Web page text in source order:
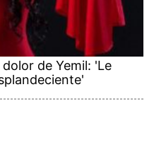
de Yemil: 'Le